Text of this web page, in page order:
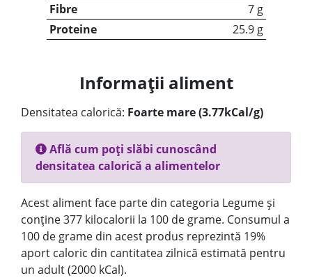
Fibre
7 g
Proteine
25.9 g
Informații aliment
Densitatea calorică: Foarte mare (3.77kCal/g)
Află cum poți slăbi cunoscând
densitatea calorică a alimentelor
Acest aliment face parte din categoria Legume și
conține 377 kilocalorii la 100 de grame. Consumul a
100 de grame din acest produs reprezintă 19%
aport caloric din cantitatea zilnică estimată pentru
un adult (2000 kCal).